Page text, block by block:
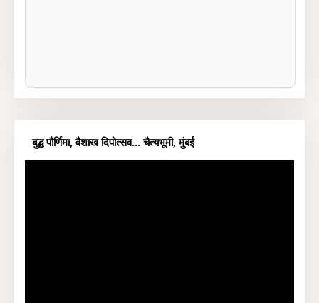
बुद्ध पौर्णिमा, वैशाख दिपोत्सव... चैत्यभूमी, मुंबई